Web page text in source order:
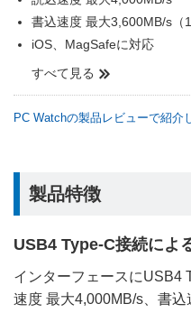
書込速度 最大3,600MB/s（
iOS、MagSafeに対応
すべて見る
PC Watchの製品レビューで紹介
製品特徴
USB4 Type-C接続によ
インターフェースにUSB4
速度 最大4,000MB/s、書